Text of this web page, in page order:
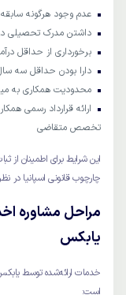
عدم وجود هرگونه
داشتن مدرک تحصیلی در
برخورداری از حداقل درآمد
دارا بودن حداقل سه
محدودیت همکاری به میزان حداکثر 20 درصد با
ارائه قرارداد رسمی
تخصص متقاضی
این شرایط برای اطمینان از
چارچوب قانونی اسپانیا در
مراحل مشاوره
یابکس
خدمات ارائه‌شده توسط یابکس
است: